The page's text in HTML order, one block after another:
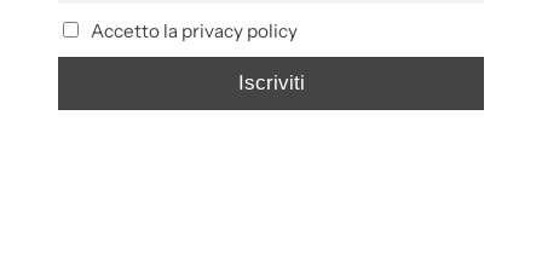
Accetto la privacy policy